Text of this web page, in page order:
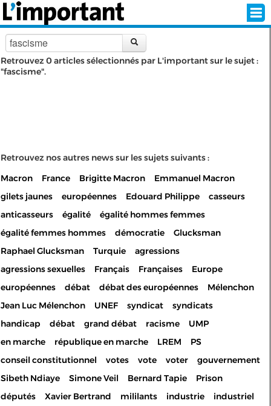
INSCRIPTION
SUR L'ÉCRAN D'ACCUEIL
ABONNEZ-VOUS À LA NEWSLETTER!
SUIVEZ NOUS:
Retrouvez 0 articles sélectionnés par L'important sur le sujet :
"fascisme".
Retrouvez nos autres news sur les sujets suivants :
Macron
France Brigitte Macron
Emmanuel Macron
gilets jaunes
européennes Edouard Philippe
casseurs
anticasseurs
égalité
égalité hommes femmes
égalité femmes hommes
démocratie
Glucksman
Raphael Glucksman
Turquie
agressions
agressions sexuelles
Français Françaises
Europe
européennes
débat débat des européennes
Mélenchon
Jean Luc Mélenchon
UNEF syndicat
syndicats
handicap
débat grand débat racisme
UMP
en marche
république en marche LREM
PS
conseil constitutionnel
votes vote voter
gouvernement
Sibeth Ndiaye
Simone Veil Bernard Tapie
Prison
députés
Xavier Bertrand mililants industrie
industriel